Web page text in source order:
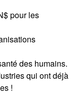
pour les
des humains.
qui ont déjà
!